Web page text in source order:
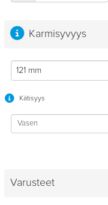
Karmisyvyys
121 mm
Kätisyys
Varusteet